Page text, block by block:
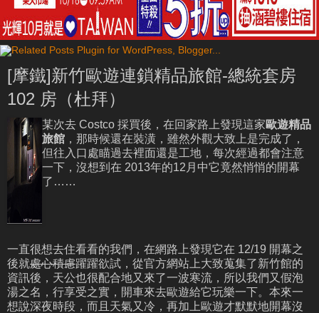
[摩鐵]新竹歐遊連鎖精品旅館-總統套房
102 房（杜拜）
某次去 Costco 採買後，在回家路上發現這家歐遊精品
旅館 ，那時候還在裝潢，雖然外觀大致上是完成了，
但往入口處瞄過去裡面還是工地，每次經過都會注意
一下，沒想到在 2013年的12月中它竟然悄悄的開幕
了……
一直很想去住看看的我們，在網路上發現它在 12/19 開幕之
後就處心積慮躍躍欲試，從官方網站上大致蒐集了新竹館的
資訊後，天公也很配合地又來了一波寒流，所以我們又假泡
湯之名，行享受之實，開車來去歐遊給它玩樂一下。本來一
想說深夜時段，而且天氣又冷，再加上歐遊才默默地開幕沒